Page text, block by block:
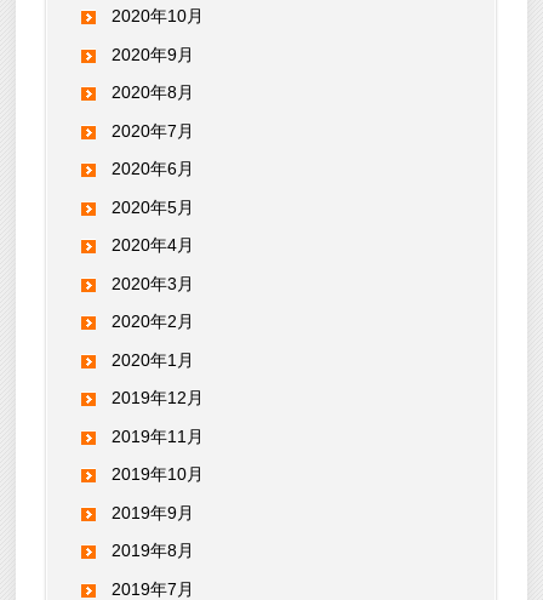
2020年10月
2020年9月
2020年8月
2020年7月
2020年6月
2020年5月
2020年4月
2020年3月
2020年2月
2020年1月
2019年12月
2019年11月
2019年10月
2019年9月
2019年8月
2019年7月